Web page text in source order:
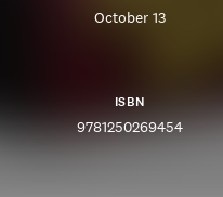
October 13
ISBN
9781250269454